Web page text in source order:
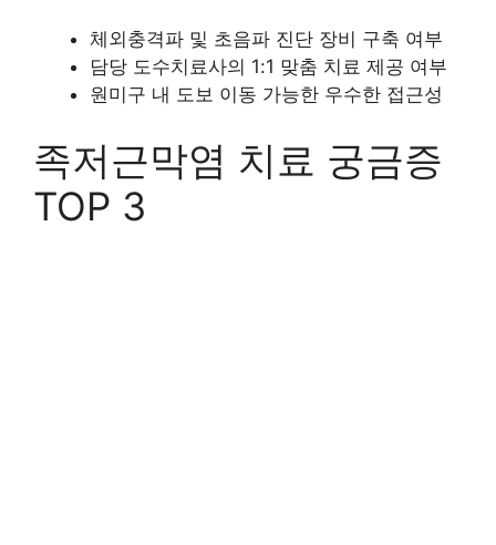
체외충격파 및 초음파 진단 장비 구축 여부
담당 도수치료사의 1:1 맞춤 치료 제공 여부
원미구 내 도보 이동 가능한 우수한 접근성
족저근막염 치료 궁금증
TOP 3